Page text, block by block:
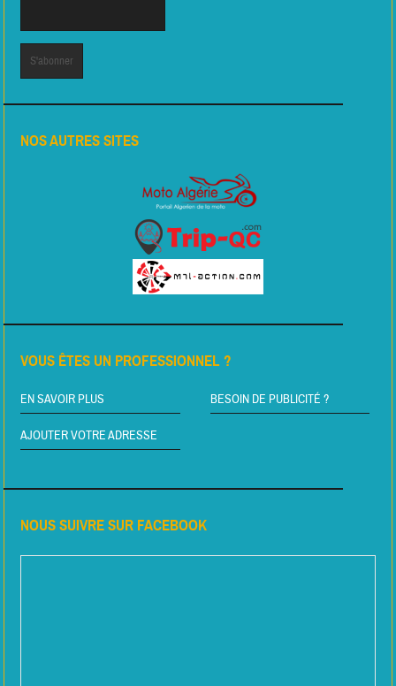
NOS AUTRES SITES
VOUS ÊTES UN PROFESSIONNEL ?
EN SAVOIR PLUS BESOIN DE PUBLICITÉ ?
AJOUTER VOTRE ADRESSE
NOUS SUIVRE SUR FACEBOOK